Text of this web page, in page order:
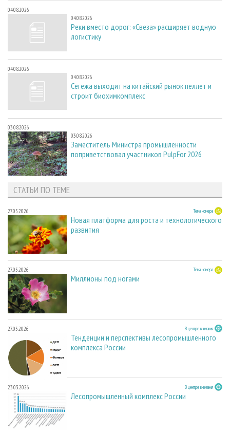
04.08.2026
04.08.2026
Реки вместо дорог: «Свеза» расширяет водную
логистику
04.08.2026
04.08.2026
Сегежа выходит на китайский рынок пеллет и
строит биохимкомплекс
03.08.2026
03.08.2026
Заместитель Министра промышленности
поприветствовал участников PulpFor 2026
СТАТЬИ ПО ТЕМЕ
27.05.2026 Тема номера
Новая платформа для роста и технологического
развития
27.05.2026 Тема номера
Миллионы под ногами
27.05.2026 В центре внимания
Тенденции и перспективы лесопромышленного
комплекса России
23.03.2026 В центре внимания
Лесопромышленный комплекс России